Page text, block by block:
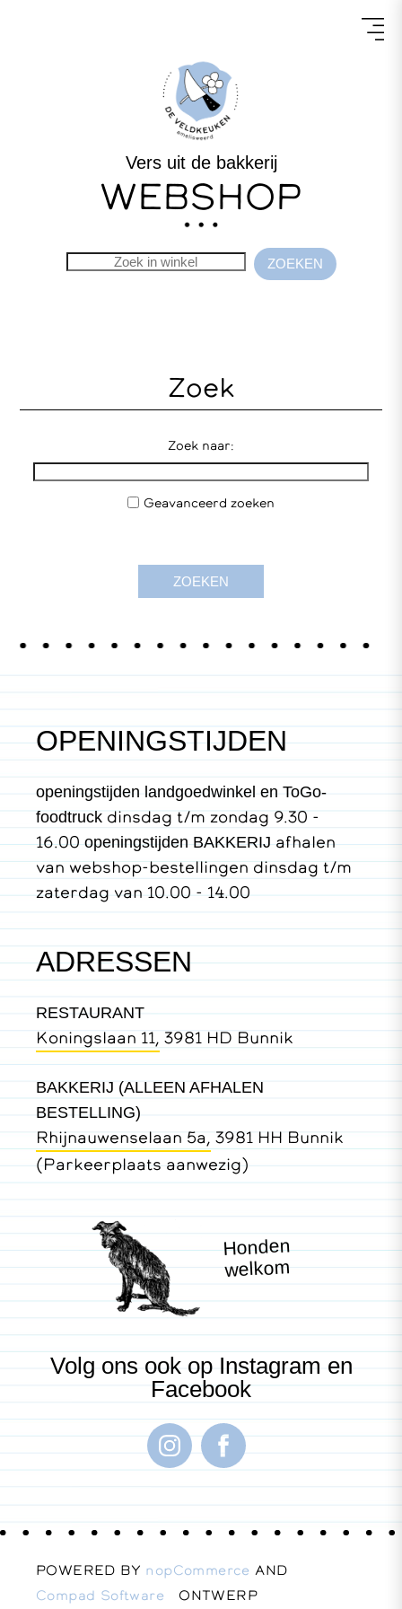
Vers uit de bakkerij
WEBSHOP
Zoek
Zoek naar:
Geavanceerd zoeken
OPENINGSTIJDEN
openingstijden landgoedwinkel en ToGo-
foodtruck dinsdag t/m zondag 9.30 -
16.00openingstijden BAKKERIJafhalen
van webshop-bestellingen dinsdag t/m
zaterdag van 10.00 - 14.00
ADRESSEN
RESTAURANT
Koningslaan 11, 3981 HD Bunnik
BAKKERIJ (ALLEEN AFHALEN
BESTELLING)
Rhijnauwenselaan 5a, 3981 HH Bunnik
(Parkeerplaats aanwezig)
Honden
welkom
Volg ons ook op Instagram en
Facebook
POWERED BY nopCommerce AND
Compad SoftwareONTWERP